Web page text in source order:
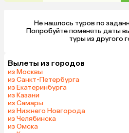
Не нашлось туров по
туры из другого
Вылеты из городов
из Москвы
из Санкт-Петербурга
из Екатеринбурга
из Казани
из Самары
из Нижнего Новгорода
из Челябинска
из Омска